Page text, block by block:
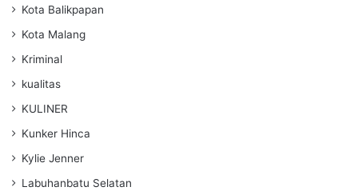
Kota Balikpapan
Kota Malang
Kriminal
kualitas
KULINER
Kunker Hinca
Kylie Jenner
Labuhanbatu Selatan